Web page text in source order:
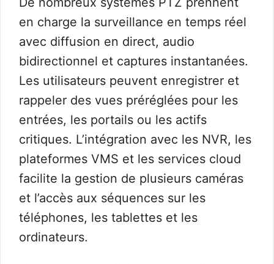
en charge la surveillance en temps réel
avec diffusion en direct, audio
bidirectionnel et captures instantanées.
Les utilisateurs peuvent enregistrer et
rappeler des vues préréglées pour les
entrées, les portails ou les actifs
critiques. L’intégration avec les NVR, les
plateformes VMS et les services cloud
facilite la gestion de plusieurs caméras
et l’accès aux séquences sur les
téléphones, les tablettes et les
ordinateurs.